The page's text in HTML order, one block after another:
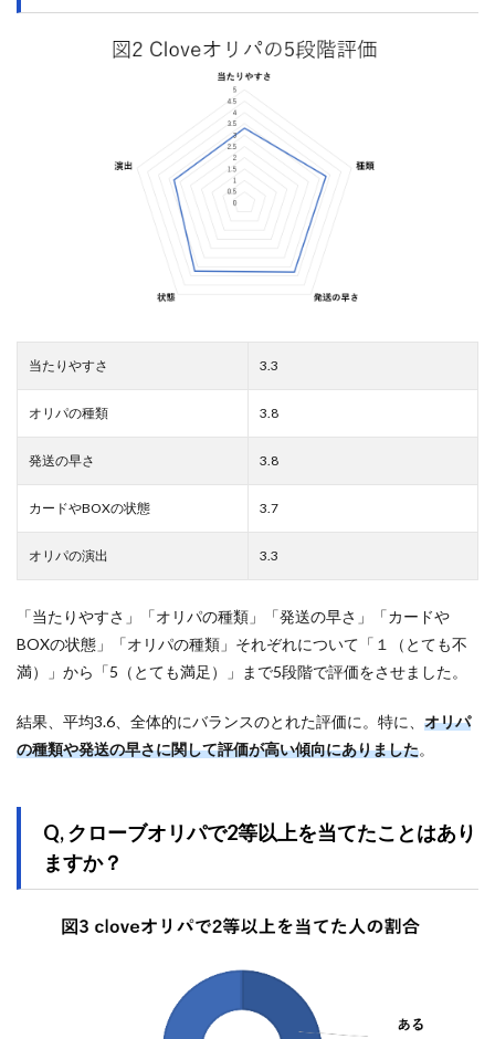
当たりやすさ 3.3
オリパの種類 3.8
発送の早さ 3.8
カードやBOXの状態 3.7
オリパの演出 3.3
「当たりやすさ」「オリパの種類」「発送の早さ」「カードや
BOXの状態」「オリパの種類」それぞれについて「１（とても不
満）」から「5（とても満足）」まで5段階で評価をさせました。
結果、平均3.6、全体的にバランスのとれた評価に。特に、 オリパ
の種類や発送の早さに関して評価が高い傾向にありました。
Q, クローブオリパで2等以上を当てたことはあり
ますか？